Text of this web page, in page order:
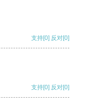
支持[0] 反对[0]
支持[0] 反对[0]